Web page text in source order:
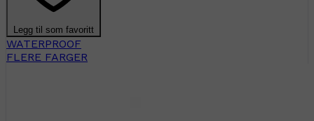
Legg til som favoritt
WATERPROOF
FLERE FARGER